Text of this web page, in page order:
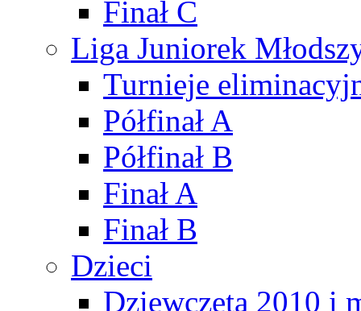
Finał C
Liga Juniorek
Turnieje
Półfinał A
Półfinał B
Finał A
Finał B
Dzieci
Dziewczęta 2010 i